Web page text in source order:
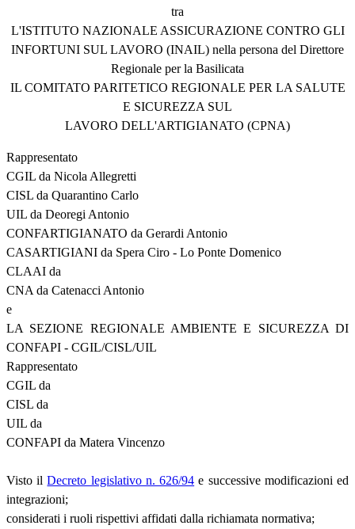
tra
L'ISTITUTO NAZIONALE ASSICURAZIONE CONTRO GLI
INFORTUNI SUL LAVORO (INAIL) nella persona del Direttore
Regionale per la Basilicata
IL COMITATO PARITETICO REGIONALE PER LA SALUTE
E SICUREZZA SUL
LAVORO DELL'ARTIGIANATO (CPNA)
Rappresentato
CGIL da Nicola Allegretti
CISL da Quarantino Carlo
UIL da Deoregi Antonio
CONFARTIGIANATO da Gerardi Antonio
CASARTIGIANI da Spera Ciro - Lo Ponte Domenico
CLAAI da
CNA da Catenacci Antonio
e
LA SEZIONE REGIONALE AMBIENTE E SICUREZZA DI
CONFAPI - CGIL/CISL/UIL
Rappresentato
CGIL da
CISL da
UIL da
CONFAPI da Matera Vincenzo
Visto ilDecreto legislativo n. 626/94 e successive modificazioni ed
integrazioni;
considerati i ruoli rispettivi affidati dalla richiamata normativa;